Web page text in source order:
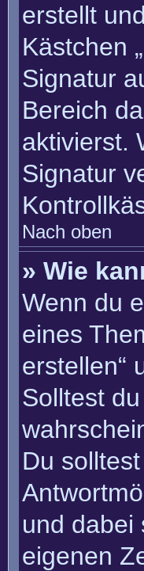
erstellt
Kästchen
Signatur
Bereich
aktivierst.
Signatur
Nach oben
» Wie
Wenn du
eines
erstellen“
Solltest
Du
und dabei
eigenen